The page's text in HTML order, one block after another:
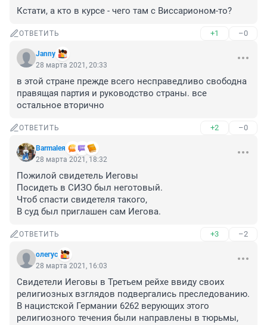
Кстати, а кто в курсе - чего там с Виссарионом-то?
ОТВЕТИТЬ +1 –0
Janny
28 марта 2021, 20:33
в этой стране прежде всего несправедливо свободна
правящая партия и руководство страны. все
остальное вторично
ОТВЕТИТЬ +2 –0
Barmaleя
28 марта 2021, 18:32
Пожилой свидетель Иеговы
Посидеть в СИЗО был неготовый.
Чтоб спасти свидетеля такого,
В суд был приглашен сам Иегова.
ОТВЕТИТЬ +3 –2
олегус
28 марта 2021, 16:03
Свидетели Иеговы в Третьем рейхе ввиду своих
религиозных взглядов подвергались преследованию.
В нацистской Германии 6262 верующих этого
религиозного течения были направлены в тюрьмы,